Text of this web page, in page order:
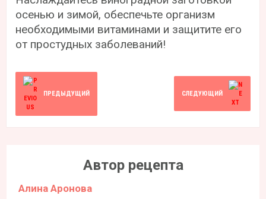
осенью и зимой, обеспечьте организм
необходимыми витаминами и защитите его
от простудных заболеваний!
ПРЕДЫДУЩИЙ СЛЕДУЮЩИЙ
Автор рецепта
Алина Аронова